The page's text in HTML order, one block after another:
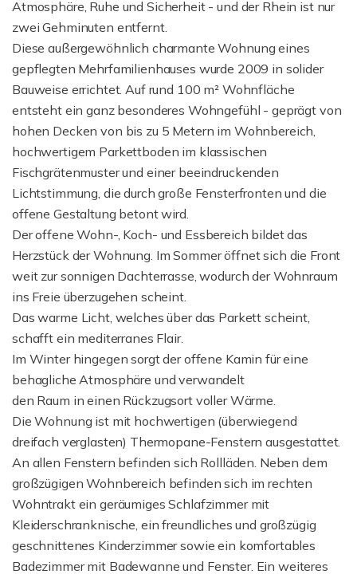
Atmosphäre, Ruhe und Sicherheit - und der Rhein ist nur
zwei Gehminuten entfernt.
Diese außergewöhnlich charmante Wohnung eines
gepflegten Mehrfamilienhauses wurde 2009 in solider
Bauweise errichtet. Auf rund 100 m² Wohnfläche
entsteht ein ganz besonderes Wohngefühl - geprägt von
hohen Decken von bis zu 5 Metern im Wohnbereich,
hochwertigem Parkettboden im klassischen
Fischgrätenmuster und einer beeindruckenden
Lichtstimmung, die durch große Fensterfronten und die
offene Gestaltung betont wird.
Der offene Wohn-, Koch- und Essbereich bildet das
Herzstück der Wohnung. Im Sommer öffnet sich die Front
weit zur sonnigen Dachterrasse, wodurch der Wohnraum
ins Freie überzugehen scheint.
Das warme Licht, welches über das Parkett scheint,
schafft ein mediterranes Flair.
Im Winter hingegen sorgt der offene Kamin für eine
behagliche Atmosphäre und verwandelt
den Raum in einen Rückzugsort voller Wärme.
Die Wohnung ist mit hochwertigen (überwiegend
dreifach verglasten) Thermopane-Fenstern ausgestattet.
An allen Fenstern befinden sich Rollläden. Neben dem
großzügigen Wohnbereich befinden sich im rechten
Wohntrakt ein geräumiges Schlafzimmer mit
Kleiderschranknische, ein freundliches und großzügig
geschnittenes Kinderzimmer sowie ein komfortables
Badezimmer mit Badewanne und Fenster. Ein weiteres